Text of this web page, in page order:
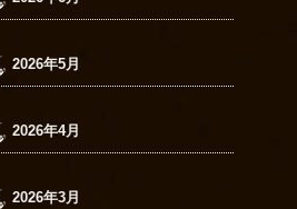
2026年5月
2026年4月
2026年3月